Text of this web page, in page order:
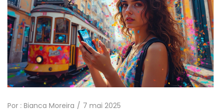
Por : Bianca Moreira 7 mai 2025